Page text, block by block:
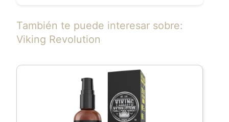
También te puede interesar sobre:
Viking Revolution